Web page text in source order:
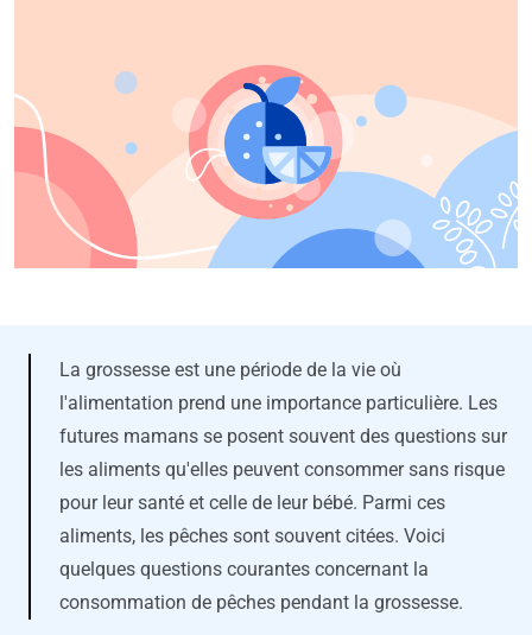
La grossesse est une période de la vie où
l'alimentation prend une importance particulière. Les
futures mamans se posent souvent des questions sur
les aliments qu'elles peuvent consommer sans risque
pour leur santé et celle de leur bébé. Parmi ces
aliments, les pêches sont souvent citées. Voici
quelques questions courantes concernant la
consommation de pêches pendant la grossesse.